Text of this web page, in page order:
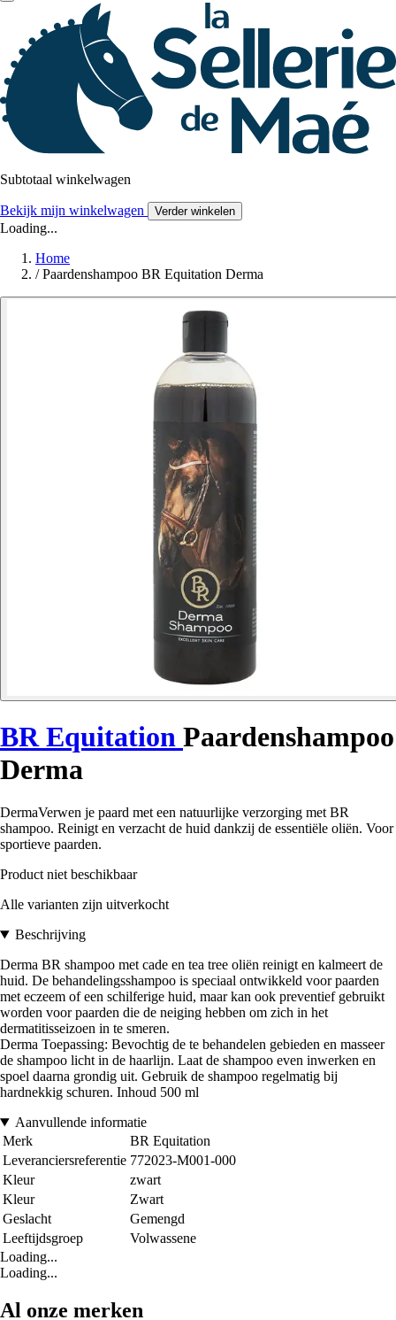
Subtotaal winkelwagen
Bekijk mijn winkelwagen Verder winkelen
Loading...
Home
/ Paardenshampoo BR Equitation Derma
BR Equitation Paardenshampoo
Derma
DermaVerwen je paard met een natuurlijke verzorging met BR
shampoo. Reinigt en verzacht de huid dankzij de essentiële oliën. Voor
sportieve paarden.
Product niet beschikbaar
Alle varianten zijn uitverkocht
Beschrijving
Derma BR shampoo met cade en tea tree oliën reinigt en kalmeert de
huid. De behandelingsshampoo is speciaal ontwikkeld voor paarden
met eczeem of een schilferige huid, maar kan ook preventief gebruikt
worden voor paarden die de neiging hebben om zich in het
dermatitisseizoen in te smeren.
Derma Toepassing: Bevochtig de te behandelen gebieden en masseer
de shampoo licht in de haarlijn. Laat de shampoo even inwerken en
spoel daarna grondig uit. Gebruik de shampoo regelmatig bij
hardnekkig schuren. Inhoud 500 ml
Aanvullende informatie
Merk
BR Equitation
Leveranciersreferentie 772023-M001-000
Kleur
zwart
Kleur
Zwart
Geslacht
Gemengd
Leeftijdsgroep
Volwassene
Loading...
Loading...
Al onze merken